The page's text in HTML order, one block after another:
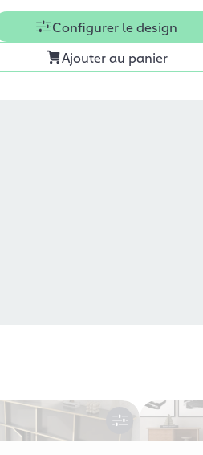
Configurer le design
Ajouter au panier